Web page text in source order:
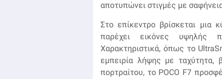
αποτυπώνει στιγμές με
Στο επίκεντρο βρίσκεται μια
παρέχει εικόνες υψηλής
Χαρακτηριστικά, όπως το
εμπειρία λήψης με
πορτραίτου, το POCO F7